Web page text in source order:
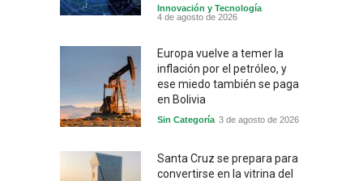
Innovación y Tecnología
4 de agosto de 2026
Europa vuelve a temer la
inflación por el petróleo, y
ese miedo también se paga
en Bolivia
Sin Categoría 3 de agosto de 2026
Santa Cruz se prepara para
convertirse en la vitrina del